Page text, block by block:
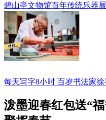
碧山亭文物馆百年传统乐器
每天写字8小时 百岁书法家
泼墨迎春红包送“